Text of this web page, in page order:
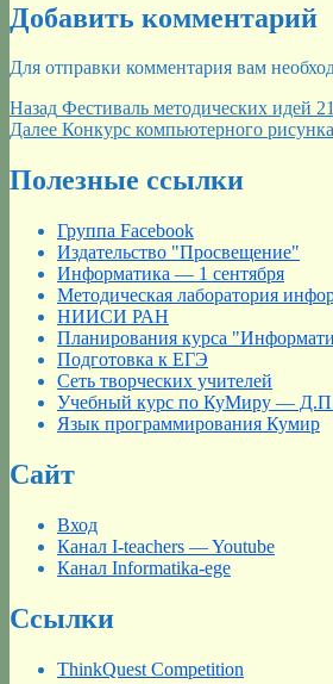
Добавить комментарий
Для отправки комментария вам
Навигация
по
записям
Назад Предыдущая
запись:
Фестиваль методических идей
Далее Следующая
Конкурс компьютерного рисунка
Полезные ссылки
Группа Facebook
Издательство "Просвещение"
Информатика — 1 сентября
Методическая лаборатория
НИИСИ РАН
Планирования курса
Подготовка к ЕГЭ
Сеть творческих учителей
Учебный курс по КуМиру —
Язык программирования Кумир
Сайт
Вход
Канал I-teachers — Youtube
Канал Informatika-ege
Ссылки
ThinkQuest Competition